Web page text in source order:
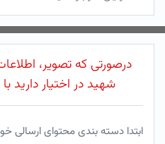
درصورتی که تصویر،
شهید در اختیار دارید
ابتدا دسته بندی محتوای ارسالی